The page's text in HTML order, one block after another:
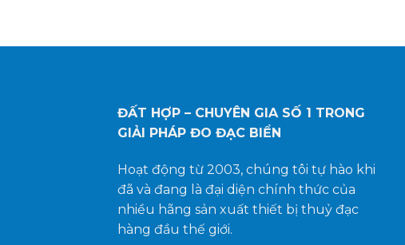
ĐẤT HỢP – CHUYÊN GIA SỐ 1 TRONG
GIẢI PHÁP ĐO ĐẠC BIỂN
Hoạt động từ 2003, chúng tôi tự hào khi
đã và đang là đại diện chính thức của
nhiều hãng sản xuất thiết bị thuỷ đạc
hàng đầu thế giới.